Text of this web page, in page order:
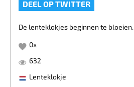
DEEL OP TWITTER
De lenteklokjes beginnen te bloeien.
0x
632
Lenteklokje